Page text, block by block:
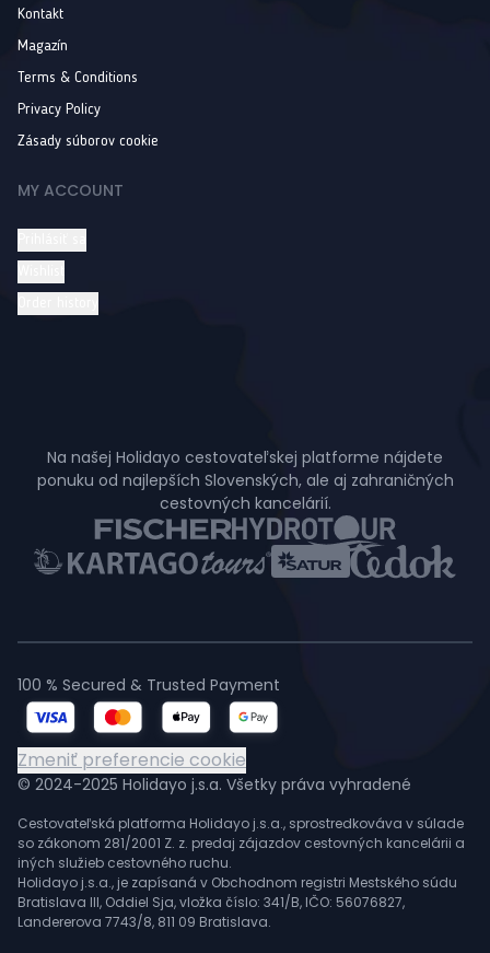
Kontakt
Magazín
Terms & Conditions
Privacy Policy
Zásady súborov cookie
MY ACCOUNT
Na našej Holidayo cestovateľskej platforme nájdete
ponuku od najlepších Slovenských, ale aj zahraničných
cestovných kancelárií.
© 2024-2025 Holidayo j.s.a. Všetky práva vyhradené
Cestovateľská platforma Holidayo j.s.a., sprostredkováva v súlade
so zákonom 281/2001 Z. z. predaj zájazdov cestovných kancelárii a
iných služieb cestovného ruchu.
Holidayo j.s.a., je zapísaná v Obchodnom registri Mestského súdu
Bratislava III, Oddiel Sja, vložka číslo: 341/B, IČO: 56076827,
Landererova 7743/8, 811 09 Bratislava.
100 % Secured & Trusted Payment
Zmeniť preferencie cookie